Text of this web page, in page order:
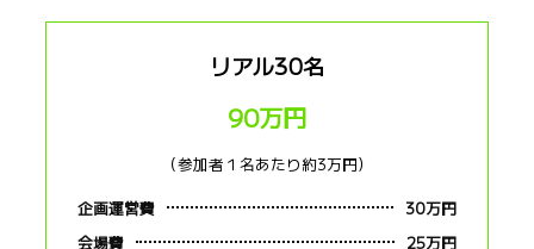
リアル30名
90万円
（参加者１名あたり約3万円）
企画運営費
30万円
会場費
25万円